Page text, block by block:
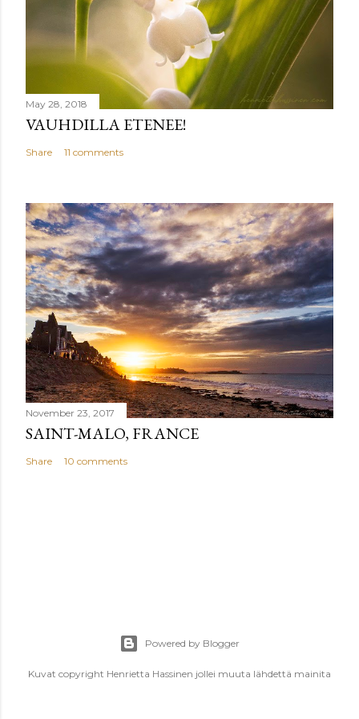
May 28, 2018
VAUHDILLA ETENEE!
Share 11 comments
November 23, 2017
SAINT-MALO, FRANCE
Share 10 comments
Powered by Blogger
Kuvat copyright Henrietta Hassinen jollei muuta lähdettä mainita